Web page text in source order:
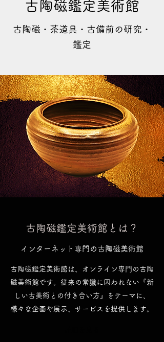
古陶磁鑑定美術館
古陶磁・茶道具・古備前の研究・
鑑定
古陶磁鑑定美術館とは？
インターネット専門の古陶磁美術館
古陶磁鑑定美術館は、オンライン専門の古陶
磁美術館です。従来の常識に囚われない『新
しい古美術との付き合い方』をテーマに、
様々な企画や展示、サービスを提供します。